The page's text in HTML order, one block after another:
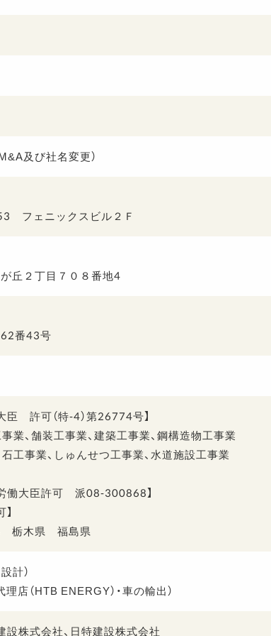
及び社名変更）
フェニックスビル２Ｆ
丘２丁目７０８番地4
番43号
許可（特-4）第26774号】
業、舗装工事業、建築工事業、鋼構造物工事業
工事業、しゅんせつ工事業、水道施設工事業
働大臣許可 派08-300868】
栃木県 福島県
計）
店（HTB ENERGY）・車の輸出）
設株式会社、日特建設株式会社